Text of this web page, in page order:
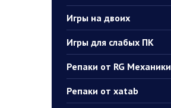
Игры на двоих
Игры для слабых ПК
Репаки от RG Механики
Репаки от xatab